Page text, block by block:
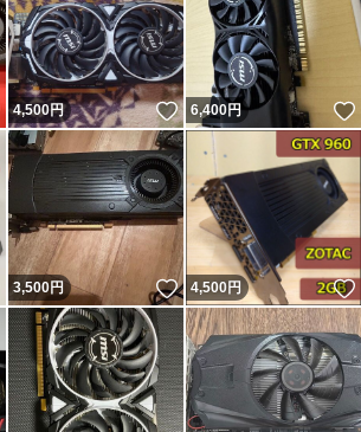
いいね！
4,500円 いいね！
6,400円
いいね！
3,500円 いいね！
4,500円